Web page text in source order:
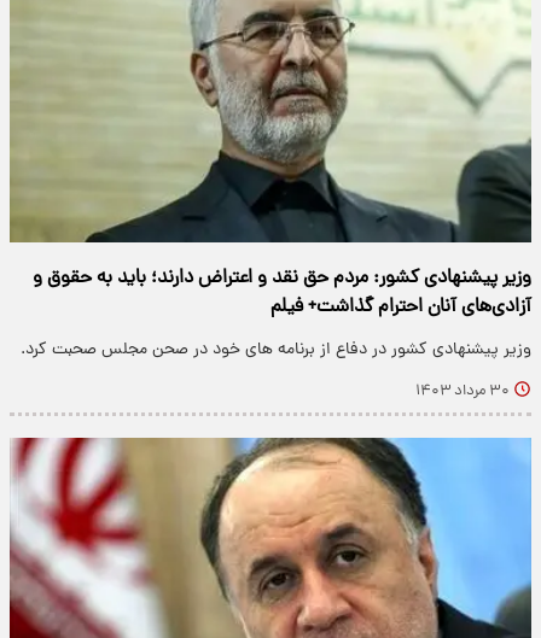
وزیر پیشنهادی کشور: مردم حق نقد و اعتراض دارند؛ باید به حقوق و
آزادی‌های آنان احترام گذاشت+ فیلم
وزیر پیشنهادی کشور در دفاع از برنامه های خود در صحن مجلس صحبت کرد.
۳۰ مرداد ۱۴۰۳